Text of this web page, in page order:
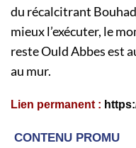
du récalcitrant
mieux l’exécuter, le
reste Ould Abbes est
au mur.
Lien permanent :